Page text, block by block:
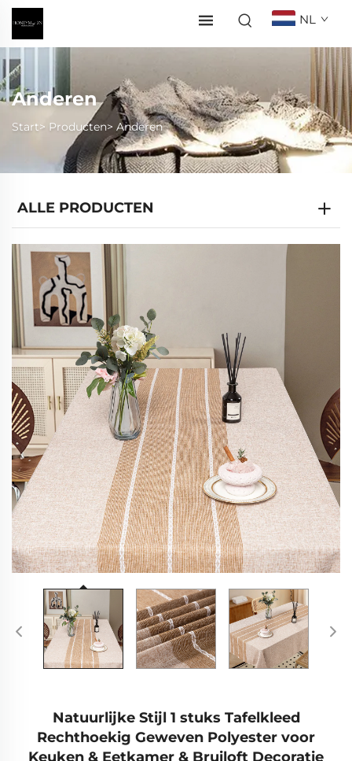
NL
Anderen
Start> Producten> Anderen
ALLE PRODUCTEN
Natuurlijke Stijl 1 stuks Tafelkleed
Rechthoekig Geweven Polyester voor
Keuken & Eetkamer & Bruiloft Decoratie